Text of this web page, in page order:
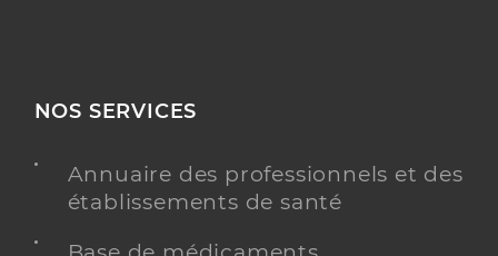
NOS SERVICES
Annuaire des professionnels et des
établissements de santé